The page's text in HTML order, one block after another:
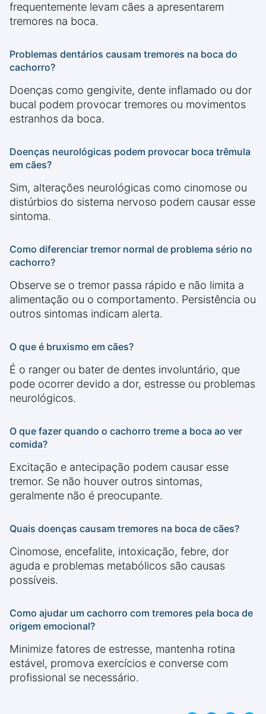
frequentemente levam cães a apresentarem
tremores na boca.
Problemas dentários causam tremores na boca do
cachorro?
Doenças como gengivite, dente inflamado ou dor
bucal podem provocar tremores ou movimentos
estranhos da boca.
Doenças neurológicas podem provocar boca trêmula
em cães?
Sim, alterações neurológicas como cinomose ou
distúrbios do sistema nervoso podem causar esse
sintoma.
Como diferenciar tremor normal de problema sério no
cachorro?
Observe se o tremor passa rápido e não limita a
alimentação ou o comportamento. Persistência ou
outros sintomas indicam alerta.
O que é bruxismo em cães?
É o ranger ou bater de dentes involuntário, que
pode ocorrer devido a dor, estresse ou problemas
neurológicos.
O que fazer quando o cachorro treme a boca ao ver
comida?
Excitação e antecipação podem causar esse
tremor. Se não houver outros sintomas,
geralmente não é preocupante.
Quais doenças causam tremores na boca de cães?
Cinomose, encefalite, intoxicação, febre, dor
aguda e problemas metabólicos são causas
possíveis.
Como ajudar um cachorro com tremores pela boca de
origem emocional?
Minimize fatores de estresse, mantenha rotina
estável, promova exercícios e converse com
profissional se necessário.